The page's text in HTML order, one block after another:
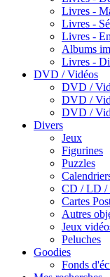
Livres -
Livres -
Livres -
Albums
Livres -
DVD / Vidéos
DVD /
DVD /
DVD /
Divers
Jeux
Figurines
Puzzles
CD / LD /
Cartes
Autres
Jeux
Peluches
Goodies
Fonds